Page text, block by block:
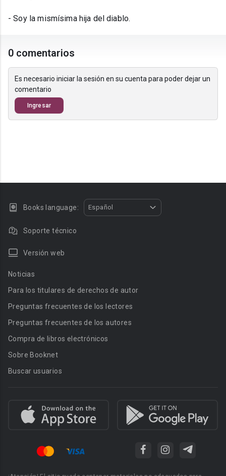
- Soy la mismísima hija del diablo.
0 comentarios
Es necesario iniciar la sesión en su cuenta para poder dejar un
comentario
Ingresar
Books language: Español
Soporte técnico
Versión web
Noticias
Para los titulares de derechos de autor
Preguntas frecuentes de los lectores
Preguntas frecuentes de los autores
Compra de libros electrónicos
Sobre Booknet
Buscar usuarios